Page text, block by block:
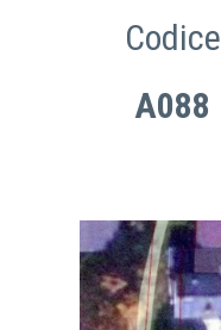
Codice
A088